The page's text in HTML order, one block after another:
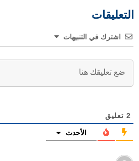
التعليقات
اشترك في التنبيهات
2 تعليق
الأحدث